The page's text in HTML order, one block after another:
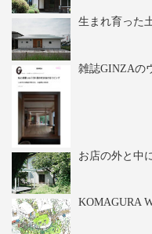
生まれ育った
雑誌GINZAの
お店の外と中
KOMAGURA